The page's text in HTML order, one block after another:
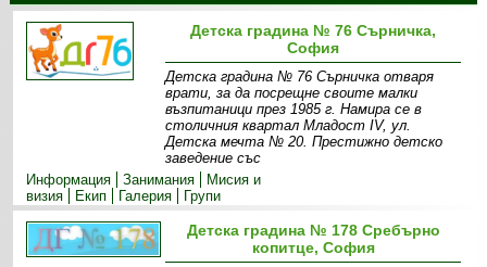
Детска градина № 76 Сърничка,
София
Детска градина № 76 Сърничка отваря
врати, за да посрещне своите малки
възпитаници през 1985 г. Намира се в
столичния квартал Младост IV, ул.
Детска мечта № 20. Престижно детско
заведение със
Информация
Занимания
Мисия и
визия
Екип Галерия Групи
Детска градина № 178 Сребърно
копитце, София